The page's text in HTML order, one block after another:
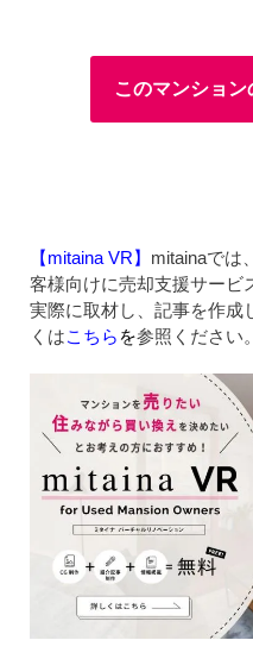
このマンション
【mitaina VR】 mitainaでは
客様向けに売却支援サービ
実際に取材し、記事を作成
くはこちら を参照ください。